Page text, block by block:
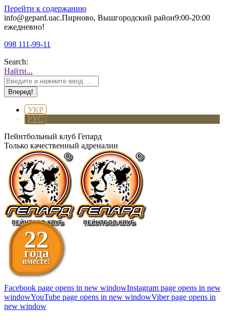
Перейти к содержанию
info@gepard.uaс.Пирново, Вышгородский район9:00-20:00
ежедневно!
098 111-99-11
Search:
Найти...
УКР
РУС
Пейнтбольный клуб Гепард
Только качественный адреналин
22
года
вместе!
Facebook page opens in new windowInstagram page opens in new
windowYouTube page opens in new windowViber page opens in
new window